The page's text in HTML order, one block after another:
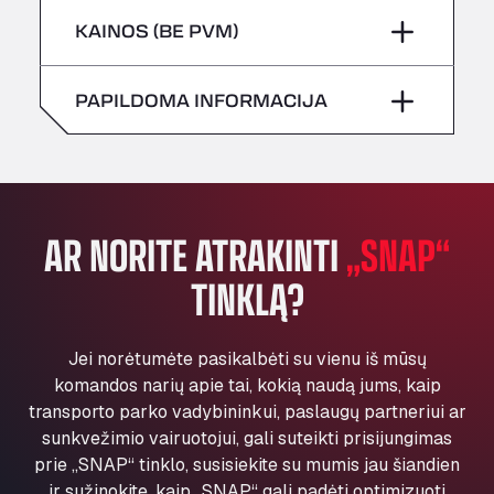
All 4 Trucks
Av. des Etats-Unis 90, 6041
Andamur Guarroman
Andamur Pamplona
A-15 Salida Imarcoain, 31119
Andamur San Roman II
Anglia Motel
Washway Road, PE12 8LT
Anpol Sp. z o.o.
Ul. Torunska 147, 85884
Aqua Ariva GmbH
Sekmadienis –
Penktadienis –
Sekmadienis –
KAINOS (BE PVM)
PAPILDOMA INFORMACIJA
AR NORITE ATRAKINTI„SNAP“
TINKLĄ?
Jei norėtumėte pasikalbėti su vienu iš mūsų
komandos narių apie tai, kokią naudą jums, kaip
transporto parko vadybininkui, paslaugų partneriui ar
sunkvežimio vairuotojui, gali suteikti prisijungimas
prie „SNAP“ tinklo, susisiekite su mumis jau šiandien